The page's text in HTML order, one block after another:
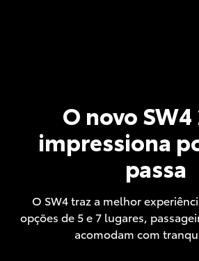
O novo
impressiona
passa
O SW4 traz a melhor
opções de 5 e 7 lugares,
acomodam com